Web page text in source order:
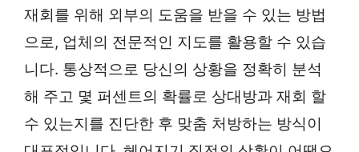
재회를 위해 외부의 도움을 받을 수 있는 방법
으로, 업체의 전문적인 지도를 활용할 수 있습
니다. 통상적으로 당신의 상황을 정확히 분석
해 주고 몇 퍼센트의 확률로 상대방과 재회 할
수 있는지를 진단한 후 맞춤 처방하는 방식이